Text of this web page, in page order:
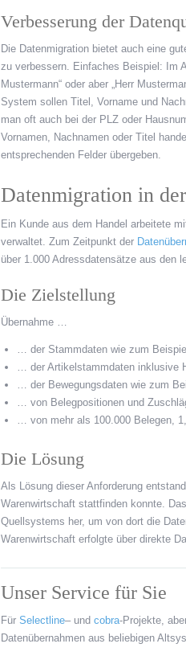
Verbesserung der
Die Datenmigration bietet auch eine
zu verbessern. Einfaches Beispiel: Im
Mustermann“ oder aber „Herr
System sollen Titel, Vorname und
man oft auch bei der PLZ oder
Vornamen, Nachnamen oder Titel
entsprechenden Felder übergeben.
Datenmigration in
Ein Kunde aus dem Handel arbeitete
verwaltet. Zum Zeitpunkt der
über 1.000 Adressdatensätze aus den
Die Zielstellung
Übernahme …
… der Stammdaten wie zum
… der Artikelstammdaten inklusive
… der Bewegungsdaten wie zum
… von Belegpositionen und
… von mehr als 100.000 Belegen,
Die Lösung
Als Lösung dieser Anforderung
Warenwirtschaft stattfinden konnte.
Quellsystems her, um von dort die
Warenwirtschaft erfolgte über direkte
Unser Service für Sie
Für Selectline– und cobra-Projekte,
Datenübernahmen aus beliebigen